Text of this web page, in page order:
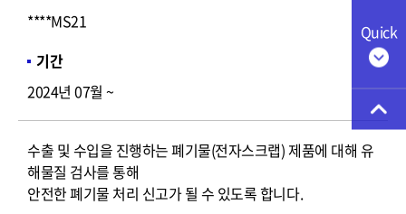
Quick
****MS21
기간
2024년 07월 ~
수출 및 수입을 진행하는 폐기물(전자스크랩) 제품에 대해 유
해물질 검사를 통해
안전한 폐기물 처리 신고가 될 수 있도록 합니다.